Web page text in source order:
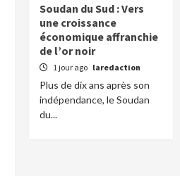
Soudan du Sud : Vers
une croissance
économique affranchie
de l’or noir
1 jour ago laredaction
Plus de dix ans après son
indépendance, le Soudan
du...